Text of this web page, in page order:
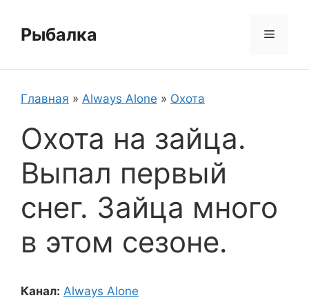
содержимому
Рыбалка Меню
Главная » Always Alone » Охота
Охота на зайца.
Выпал первый
снег. Зайца много
в этом сезоне.
Канал: Always Alone